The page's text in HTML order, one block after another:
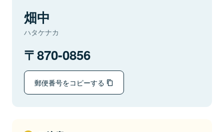
畑中
ハタケナカ
870-0856
郵便番号をコピーする